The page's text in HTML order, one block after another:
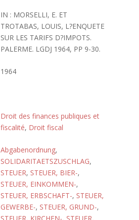
IN : MORSELLI, E. ET
TROTABAS, LOUIS, L?ENQUETE
SUR LES TARIFS D?IMPOTS.
PALERME. LGDJ 1964, PP 9-30.
1964
Droit des finances publiques et
fiscalité, Droit fiscal
Abgabenordnung,
SOLIDARITAETSZUSCHLAG,
STEUER, STEUER, BIER-,
STEUER, EINKOMMEN-,
STEUER, ERBSCHAFT-, STEUER,
GEWERBE-, STEUER, GRUND-,